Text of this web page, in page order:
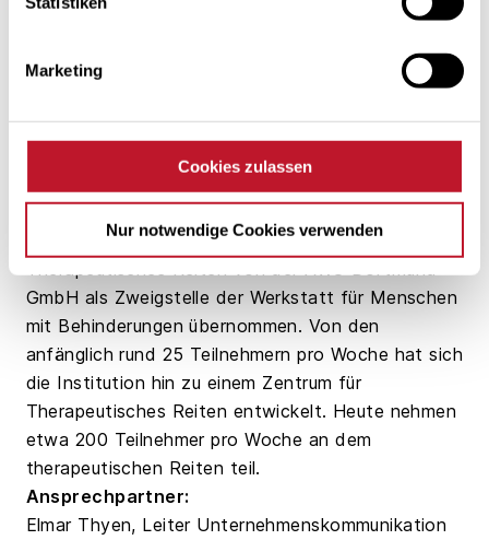
Marketing
Cookies zulassen
Nur notwendige Cookies verwenden
Sie wies darauf hin, dass die Einrichtung mit ihren
angewiesen ist. Als Dankeschön überreichte sie
Das Reitzentrum an der Bahnstraße im Lüner
Süden betreut Kinder mit körperlichen und
speziellen Pferden therapiert werden. Im
Dezember 1999 wurde das Zentrum für
GmbH als Zweigstelle der Werkstatt für Menschen
mit Behinderungen übernommen. Von den
anfänglich rund 25 Teilnehmern pro Woche hat sich
die Institution hin zu einem Zentrum für
Therapeutisches Reiten entwickelt. Heute nehmen
etwa 200 Teilnehmer pro Woche an dem
therapeutischen Reiten teil.
Ansprechpartner:
Elmar Thyen, Leiter Unternehmenskommunikation